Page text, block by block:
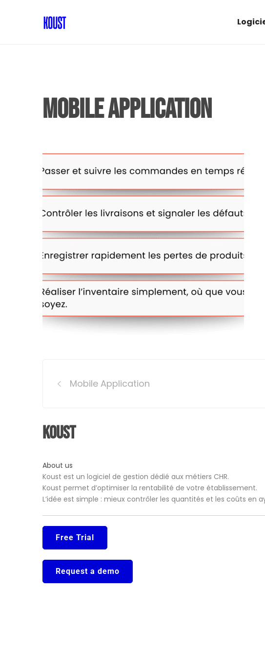
Mobile Application
navigation
Mobile Application
Koust
About us
Koust est un logiciel de gestion dédié aux métiers CHR.
Koust permet d’optimiser la rentabilité de votre établissement.
L’idée est simple : mieux contrôler les quantités et les coûts en
Free Trial
Request a demo